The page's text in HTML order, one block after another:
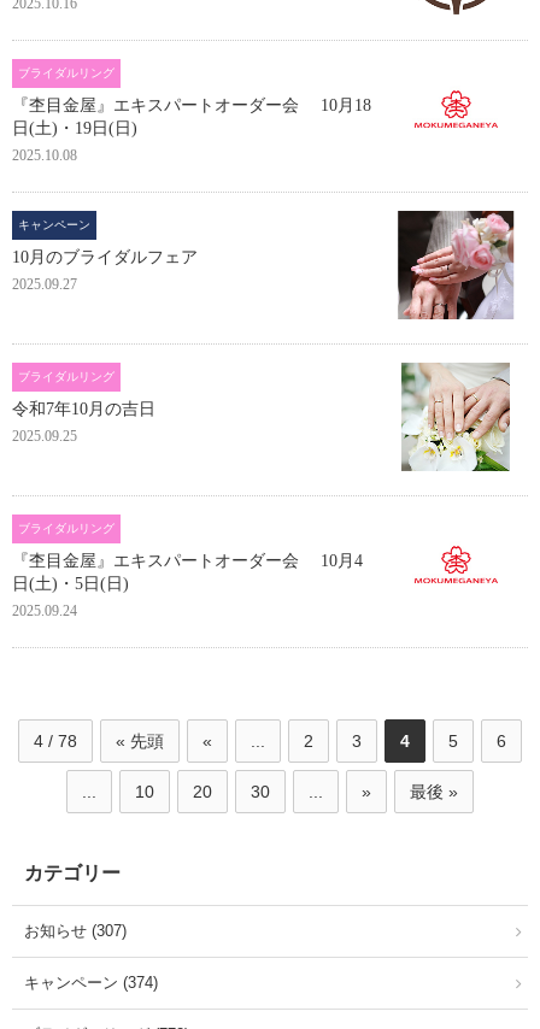
2025.10.16
ブライダルリング
『杢目金屋』エキスパートオーダー会 10月18
日(土)・19日(日)
2025.10.08
キャンペーン
10月のブライダルフェア
2025.09.27
ブライダルリング
令和7年10月の吉日
2025.09.25
ブライダルリング
『杢目金屋』エキスパートオーダー会 10月4
日(土)・5日(日)
2025.09.24
4 / 78 « 先頭 « 2 3 4 5 6
10 20 30 » 最後 »
カテゴリー
お知らせ (307)
キャンペーン (374)